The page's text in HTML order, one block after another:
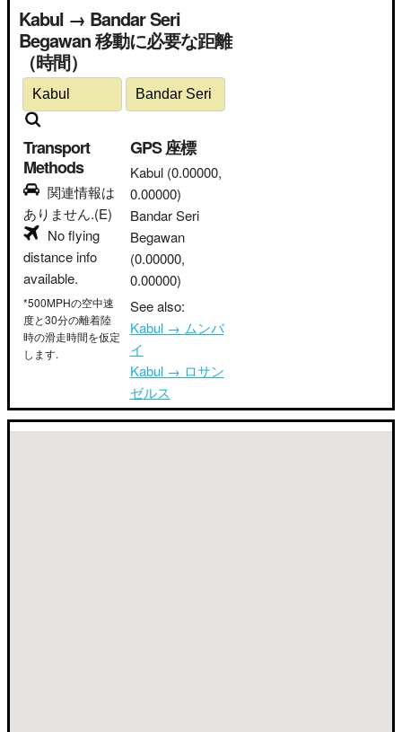
Kabul → Bandar Seri
Begawan 移動に必要な距離
（時間）
Transport
Methods
関連情報は
ありません.(E)
No flying
distance info
available.
*500MPHの空中速
度と30分の離着陸
時の滑走時間を仮定
します.
GPS 座標
Kabul (0.00000,
0.00000)
Bandar Seri
Begawan
(0.00000,
0.00000)
See also:
Kabul → ムンバ
イ
Kabul → ロサン
ゼルス